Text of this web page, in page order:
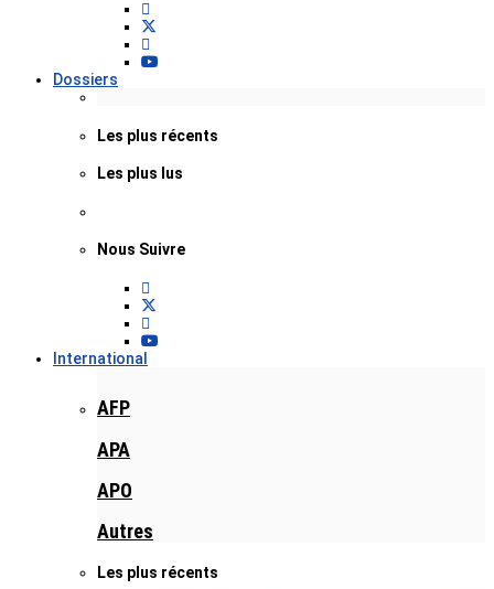
Dossiers
Les plus récents
Les plus lus
Nous Suivre
International
AFP
APA
APO
Autres
Les plus récents